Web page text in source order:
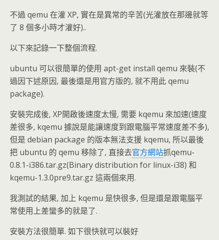
不過 qemu 在灌 XP, 實在是異常的辛苦(光灌放在那邊就等
了 8 個多小時才灌好)..
以下來記錄一下整個流程.
ubuntu 可以很簡單的使用 apt-get install qemu 來裝(不
過因下述原因, 最後還是用官方版的, 就不用此 qemu
package).
安裝完成後, XP開啟後速度太慢, 需要 kqemu 來加速(速度
差很多, kqemu 據說是能讓速度到跟電腦平常速度差不多),
但是 debian package 的版本無法支援 kqemu, 所以最後
把 ubuntu 的 qemu 移除了, 直接去官方網站抓qemu-
0.8.1-i386.tar.gz(Binary distribution for linux-i38) 和
kqemu-1.3.0pre9.tar.gz 這兩個來用.
我測試的結果, 加上 kqemu 是快很多, 但是還是跟電腦平
常使用上差蠻多的就是了.
安裝方法很簡單. 如下很快就可以裝好